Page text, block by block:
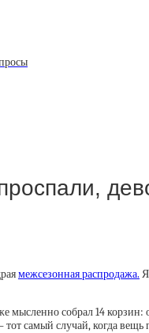
межсезонная распродажа.
мысленно собрал 14 корзин:
самый случай, когда вещь